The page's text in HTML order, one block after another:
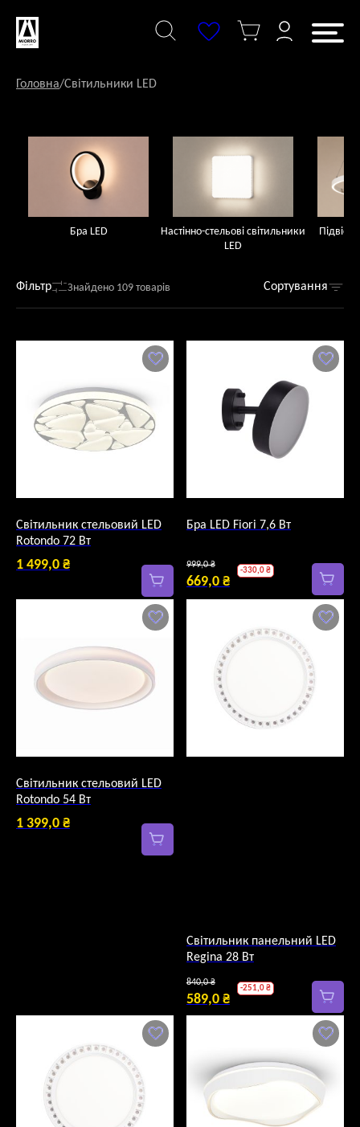
змісту
Головна/Світильники LED
Бра LED
Настінно-стельові світильники
LED
Фільтр Знайдено 109 товарів Сортування
Світильник стельовий LED
Rotondo 72 Вт
1 499,0 ₴
Бра LED Fiori 7,6 Вт
999,0₴Оригінальна
ціна:
999,0 ₴.
669,0 ₴
Поточна
-330,0₴
Світильник стельовий LED
Rotondo 54 Вт
1 399,0 ₴
Світильник панельний LED
Regina 28 Вт
840,0₴Оригінальна
ціна:
840,0 ₴.
589,0 ₴
Поточна
-251,0₴